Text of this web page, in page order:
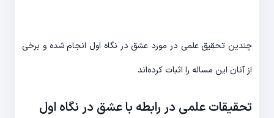
چندین تحقیق علمی در مورد عشق در نگاه اول انجام شده و برخی
از آنان این مساله را اثبات کرده‌اند
تحقیقات علمی در رابطه با عشق در نگاه اول